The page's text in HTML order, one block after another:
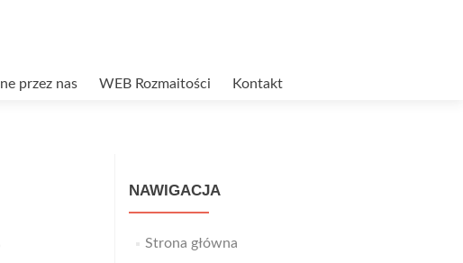
przez nas WEB Rozmaitości Kontakt
NAWIGACJA
Strona główna